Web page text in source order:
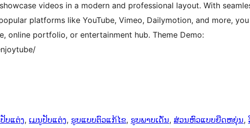
videos in a modern and professional layout. With
platforms like YouTube, Vimeo, Dailymotion, and more,
online portfolio, or entertainment hub. Theme Demo:
ບແຕ່ງ, ເມນູປັບແຕ່ງ, ຮູບແບບຕົວແກ້ໄຂ, ຮູບພາບເດັ່ນ, ສ່ວນຫົວແບບຍືດຫຍຸ່ນ,